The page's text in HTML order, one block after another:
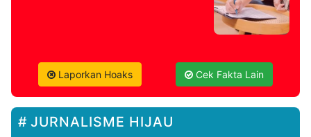
Laporkan Hoaks Cek Fakta Lain
JURNALISME HIJAU